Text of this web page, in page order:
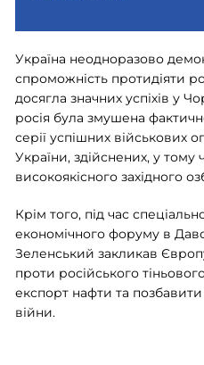
Україна неодноразово
спроможність протидіяти
досягла значних успіхів у
росія була змушена
серії успішних військових
України, здійснених, у тому
високоякісного західного
Крім того, під час
економічного форуму в
Зеленський закликав
проти російського
експорт нафти та
війни.